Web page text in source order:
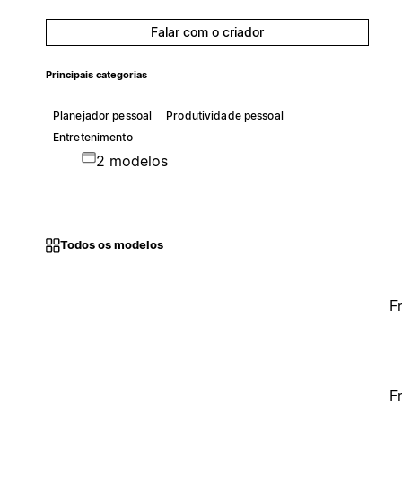
Falar com o criador
Principais categorias
Planejador pessoal
Produtividade pessoal
Entretenimento
2 modelos
Todos os modelos